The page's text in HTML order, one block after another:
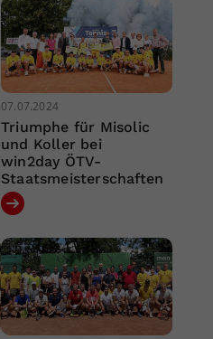
07.07.2024
Triumphe für Misolic
und Koller bei
win2day ÖTV-
Staatsmeisterschaften